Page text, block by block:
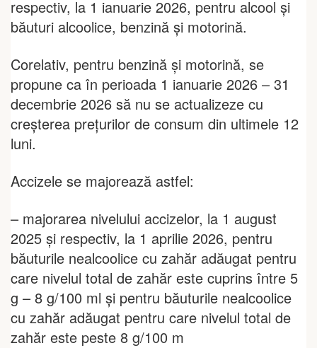
respectiv, la 1 ianuarie 2026, pentru alcool și
băuturi alcoolice, benzină și motorină.
Corelativ, pentru benzină și motorină, se
propune ca în perioada 1 ianuarie 2026 – 31
decembrie 2026 să nu se actualizeze cu
creşterea preţurilor de consum din ultimele 12
luni.
Accizele se majorează astfel:
– majorarea nivelului accizelor, la 1 august
2025 și respectiv, la 1 aprilie 2026, pentru
băuturile nealcoolice cu zahăr adăugat pentru
care nivelul total de zahăr este cuprins între 5
g – 8 g/100 ml și pentru băuturile nealcoolice
cu zahăr adăugat pentru care nivelul total de
zahăr este peste 8 g/100 m